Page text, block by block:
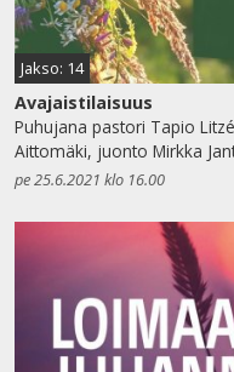
Jakso: 14
Avajaistilaisuus
Puhujana pastori Tapio
Aittomäki, juonto Mirkka
pe 25.6.2021 klo 16.00